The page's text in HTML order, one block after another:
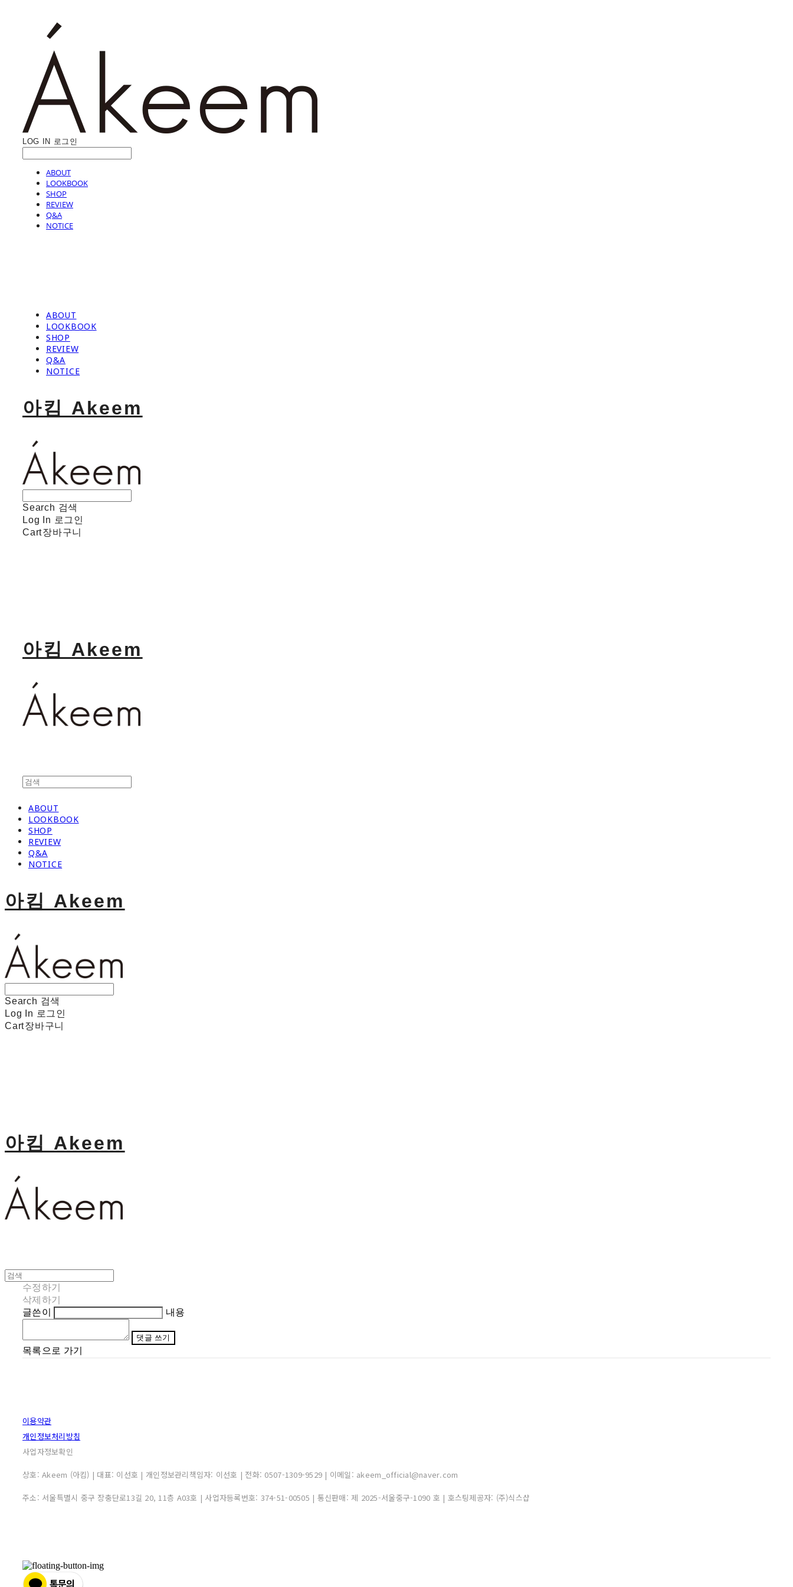
LOG IN 로그인
ABOUT
LOOKBOOK
SHOP
REVIEW
Q&A
NOTICE
ABOUT
LOOKBOOK
SHOP
REVIEW
Q&A
NOTICE
아킴 Akeem
Search 검색
Log In 로그인
Cart장바구니
아킴 Akeem
ABOUT
LOOKBOOK
SHOP
REVIEW
Q&A
NOTICE
아킴 Akeem
Search 검색
Log In 로그인
Cart장바구니
아킴 Akeem
수정하기
삭제하기
글쓴이
내용
댓글 쓰기
목록으로 가기
이용약관
개인정보처리방침
사업자정보확인
상호: Akeem (아킴) | 대표: 이선호 | 개인정보관리책임자: 이선호 | 전화: 0507-1309-9529 | 이메일: akeem_official@naver.com
주소: 서울특별시 중구 장충단로13길 20, 11층 A03호 | 사업자등록번호: 374-51-00505 | 통신판매: 제 2025-서울중구-1090 호 | 호스팅제공자: (주)식스샵